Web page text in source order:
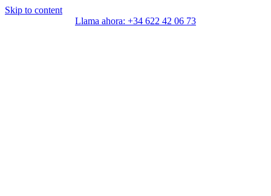
Skip to content
Llama ahora: +34 622 42 06 73